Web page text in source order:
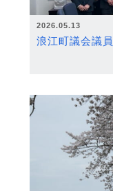
2026.05.13
浪江町議会議